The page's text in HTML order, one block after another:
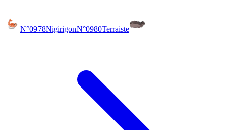
N°0978NigirigonN°0980Terraiste